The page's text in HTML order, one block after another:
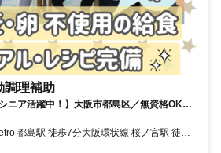
調理補助
ニア活躍中！】大阪市都島区／無資格OK／
都島駅 徒歩7分大阪環状線 桜ノ宮駅 徒歩7